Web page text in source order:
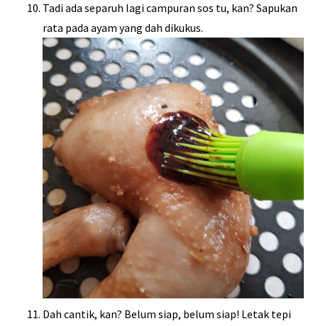
Tadi ada separuh lagi campuran sos tu, kan? Sapukan
rata pada ayam yang dah dikukus.
Dah cantik, kan? Belum siap, belum siap! Letak tepi